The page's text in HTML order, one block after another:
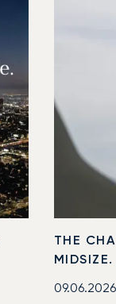
THE
09.06.2026